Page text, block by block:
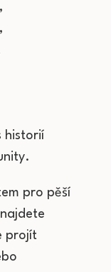
historií
pro pěší
projít